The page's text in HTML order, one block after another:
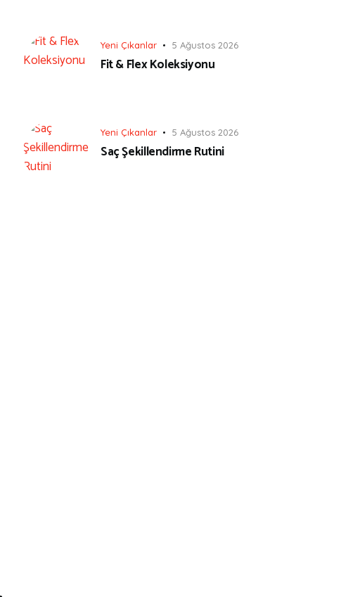
Yeni Çıkanlar 5 Ağustos 2026
Fit & Flex Koleksiyonu
Yeni Çıkanlar 5 Ağustos 2026
Saç Şekillendirme Rutini